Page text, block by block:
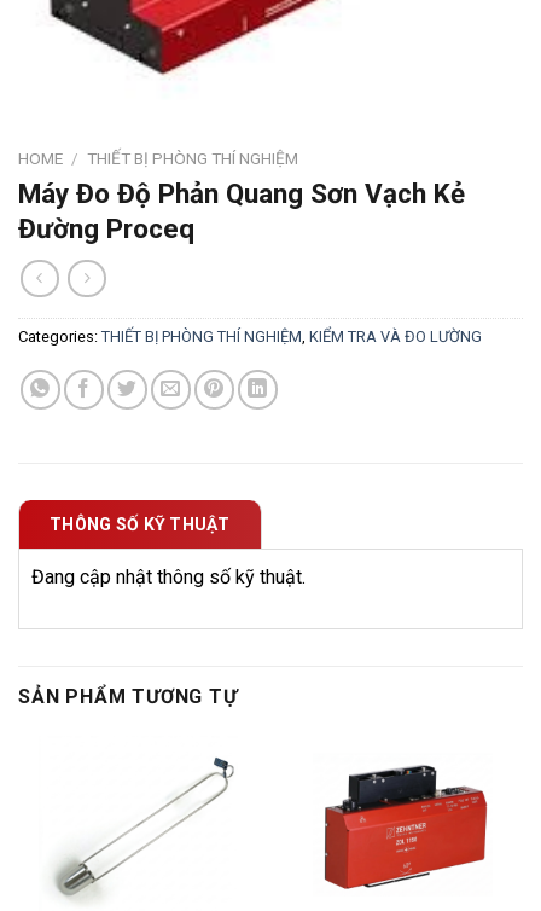
HOME / THIẾT BỊ PHÒNG THÍ NGHIỆM
Máy Đo Độ Phản Quang Sơn Vạch Kẻ
Đường Proceq
Categories: THIẾT BỊ PHÒNG THÍ NGHIỆM KIỂM TRA VÀ ĐO LƯỜNG
THÔNG SỐ KỸ THUẬT
Đang cập nhật thông số kỹ thuật.
SẢN PHẨM TƯƠNG TỰ